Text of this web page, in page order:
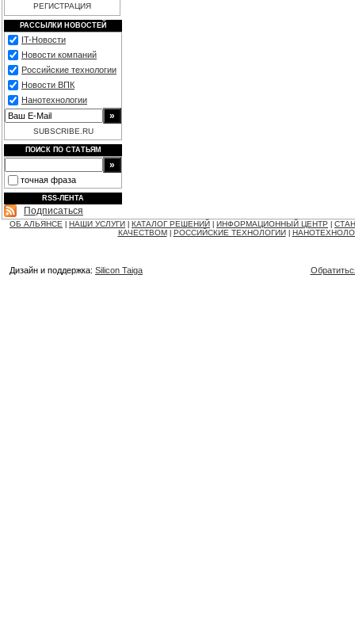
РЕГИСТРАЦИЯ
РАССЫЛКИ НОВОСТЕЙ
IT-Новости
Новости компаний
Российские технологии
Новости ВПК
Нанотехнологии
SUBSCRIBE.RU
ПОИСК ПО СТАТЬЯМ
точная фраза
RSS-ЛЕНТА
Подписаться
ОБ АЛЬЯНСЕ НАШИ УСЛУГИ КАТАЛОГ РЕШЕНИЙ ИНФОРМАЦИОННЫЙ ЦЕНТР
КАЧЕСТВОМ
РОССИЙСКИЕ ТЕХНОЛОГИИ
Дизайн и поддержка: Silicon Taiga